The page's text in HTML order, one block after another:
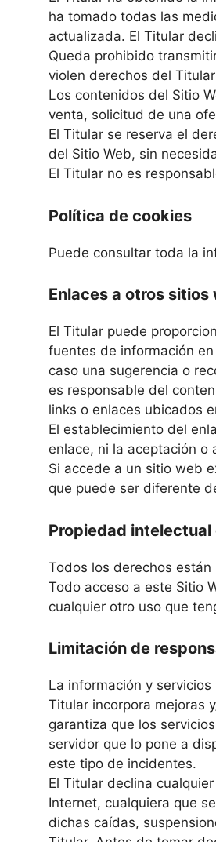
ha tomado todas las
actualizada. El Titular
Queda prohibido
violen derechos del
Los contenidos del Sitio
venta, solicitud de una
El Titular se reserva el
del Sitio Web, sin
El Titular no es
Política de cookies
Puede consultar toda la
Enlaces a otros sitios
El Titular puede
fuentes de información
caso una sugerencia o
es responsable del
links o enlaces ubicados
El establecimiento del
enlace, ni la aceptación
Si accede a un sitio web
que puede ser diferente
Propiedad
Todos los derechos están
Todo acceso a este Sitio
cualquier otro uso que
Limitación de
La información y
Titular incorpora mejoras
garantiza que los
servidor que lo pone a
este tipo de incidentes.
El Titular declina
Internet, cualquiera que
dichas caídas,